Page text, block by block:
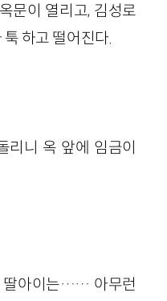
문이 열리고, 김성로
하고 떨어진다.
리니 옥 앞에 임금이
아이는…… 아무런